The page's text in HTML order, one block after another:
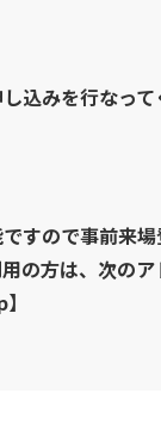
込みを行なって
すので事前来場
の方は、次の